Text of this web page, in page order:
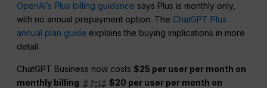
OpenAI’s Plus billing guidance says Plus is monthly only,
with no annual prepayment option. The ChatGPT Plus
annual plan guide explains the buying implications in more
detail.
ChatGPT Business now costs$25 per user per month on
monthly billing または$20 per user per month on